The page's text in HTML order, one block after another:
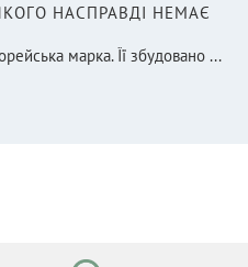
НАСПРАВДІ НЕМАЄ
марка. Її збудовано ...